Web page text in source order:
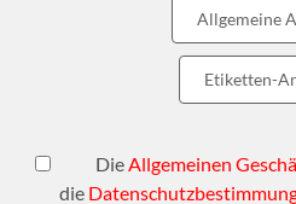
Allgemeine
Etiketten-
DieAllgemeinen
die